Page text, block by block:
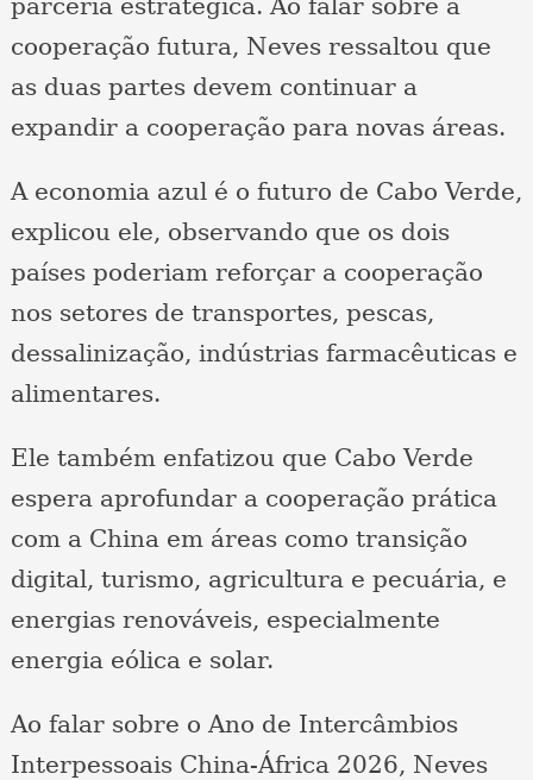
parceria estratégica. Ao falar sobre a
cooperação futura, Neves ressaltou que
as duas partes devem continuar a
expandir a cooperação para novas áreas.
A economia azul é o futuro de Cabo Verde,
explicou ele, observando que os dois
países poderiam reforçar a cooperação
nos setores de transportes, pescas,
dessalinização, indústrias farmacêuticas e
alimentares.
Ele também enfatizou que Cabo Verde
espera aprofundar a cooperação prática
com a China em áreas como transição
digital, turismo, agricultura e pecuária, e
energias renováveis, especialmente
energia eólica e solar.
Ao falar sobre o Ano de Intercâmbios
Interpessoais China-África 2026, Neves